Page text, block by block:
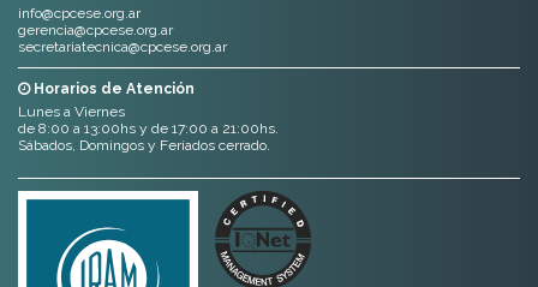
info@cpcese.org.ar
gerencia@cpcese.org.ar
secretariatecnica@cpcese.org.ar
Horarios de Atención
Lunes a Viernes
de 8:00 a 13:00hs y de 17:00 a 21:00hs.
Sábados, Domingos y Feriados cerrado.